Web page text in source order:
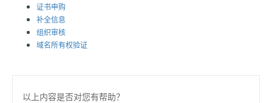
证书申购
补全信息
组织审核
域名所有权验证
以上内容是否对您有帮助？